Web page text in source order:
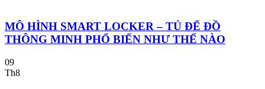
MÔ HÌNH SMART LOCKER – TỦ ĐỂ ĐỒ
THÔNG MINH PHỔ BIẾN NHƯ THẾ NÀO
09
Th8